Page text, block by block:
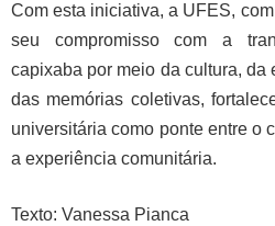
Com esta iniciativa, a UFES,
seu compromisso com a
capixaba por meio da cultura,
das memórias coletivas,
universitária como ponte entre o
a experiência comunitária.
Texto: Vanessa Pianca